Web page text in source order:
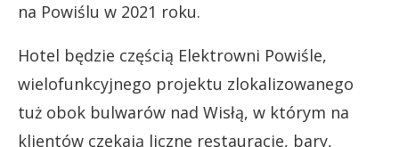
na Powiślu w 2021 roku.
Hotel będzie częścią Elektrowni Powiśle,
wielofunkcyjnego projektu zlokalizowanego
tuż obok bulwarów nad Wisłą, w którym na
klientów czekają liczne restauracje, bary,